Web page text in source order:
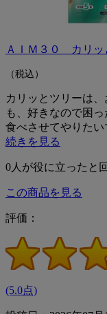
ＡＩＭ３０ カリッ
（税込）
カリッとツリーは
も、好きなので困
食べさせてやりたい
続きを見る
0人が役に立ったと
この商品を見る
評価：
(5.0点)